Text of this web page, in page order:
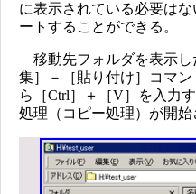
に表示されている必要は
ートすることができる。
移動先フォルダを表示し
集］－［貼り付け］コマ
ら［Ctrl］＋［V］を入力
処理（コピー処理）が開始